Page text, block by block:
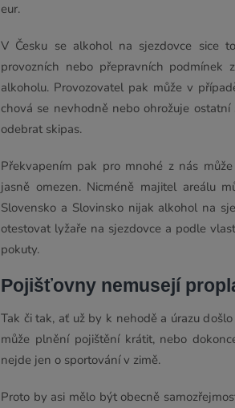
eur.
V Česku se alkohol na sjezdovce sice
provozních nebo přepravních
alkoholu. Provozovatel pak může v
chová se nevhodně nebo ohrožuje
odebrat skipas.
Překvapením pak pro mnohé z nás
jasně omezen. Nicméně majitel areálu
Slovensko a Slovinsko nijak alkohol na
otestovat lyžaře na sjezdovce a podle
pokuty.
Pojišťovny nemusejí
Tak či tak, ať už by k nehodě a úrazu
může plnění pojištění krátit, nebo
nejde jen o sportování v zimě.
Proto by asi mělo být obecně